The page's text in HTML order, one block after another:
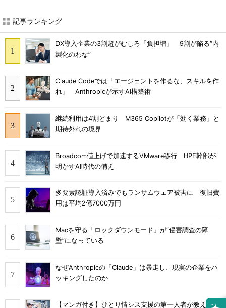
記事ランキング
DX導入企業の3割超がむしろ「負担増」 9割が陥る“内
製化のわな”
Claude Codeでは「エージェントを作るな、スキルを作
れ」 Anthropicが示すAI構築術
継続利用は4割どまり M365 Copilotが「効く業務」と
期待外れの境界
Broadcom値上げで加速するVMware移行 HPE幹部が
明かすAI時代の備え
多要素認証導入済みでもランサムウェア被害に 復旧費
用は平均2億7000万円
Macを守る「ロックダウンモード」が“侵害調査の障
壁”になっている
なぜAnthropicの「Claude」は暴走し、現実の企業をハ
ッキングしたのか
【マンガ付き】ひとり情シス支援の第一人者が教え